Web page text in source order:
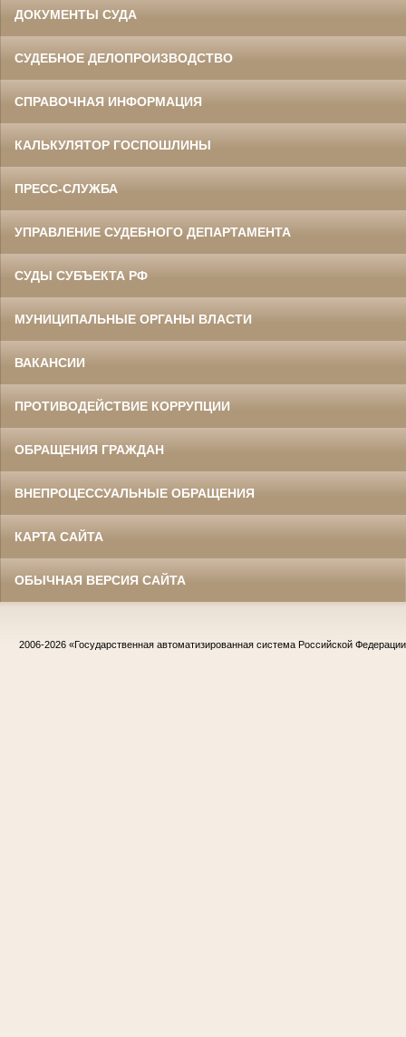
ДОКУМЕНТЫ СУДА
СУДЕБНОЕ ДЕЛОПРОИЗВОДСТВО
СПРАВОЧНАЯ ИНФОРМАЦИЯ
КАЛЬКУЛЯТОР ГОСПОШЛИНЫ
ПРЕСС-СЛУЖБА
УПРАВЛЕНИЕ СУДЕБНОГО ДЕПАРТАМЕНТА
СУДЫ СУБЪЕКТА РФ
МУНИЦИПАЛЬНЫЕ ОРГАНЫ ВЛАСТИ
ВАКАНСИИ
ПРОТИВОДЕЙСТВИЕ КОРРУПЦИИ
ОБРАЩЕНИЯ ГРАЖДАН
ВНЕПРОЦЕССУАЛЬНЫЕ ОБРАЩЕНИЯ
КАРТА САЙТА
ОБЫЧНАЯ ВЕРСИЯ САЙТА
2006-2026 «Государственная автоматизированная система Российской